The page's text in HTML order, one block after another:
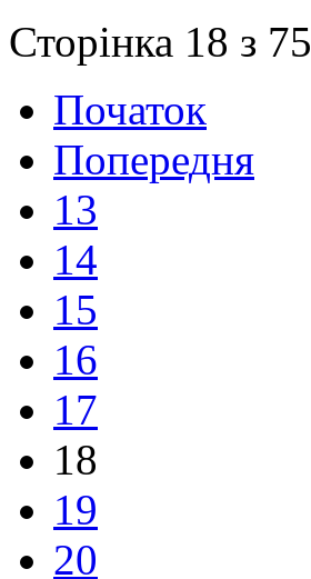
Сторінка 18 з 75
Початок
Попередня
13
14
15
16
17
18
19
20